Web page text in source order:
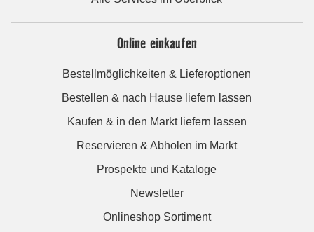
Online einkaufen
Bestellmöglichkeiten & Lieferoptionen
Bestellen & nach Hause liefern lassen
Kaufen & in den Markt liefern lassen
Reservieren & Abholen im Markt
Prospekte und Kataloge
Newsletter
Onlineshop Sortiment